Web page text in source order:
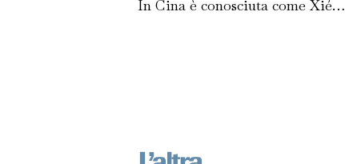
In Cina è conosciuta come Xié…